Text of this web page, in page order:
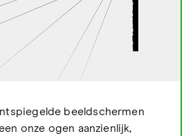
beeldschermen
onze ogen aanzienlijk,